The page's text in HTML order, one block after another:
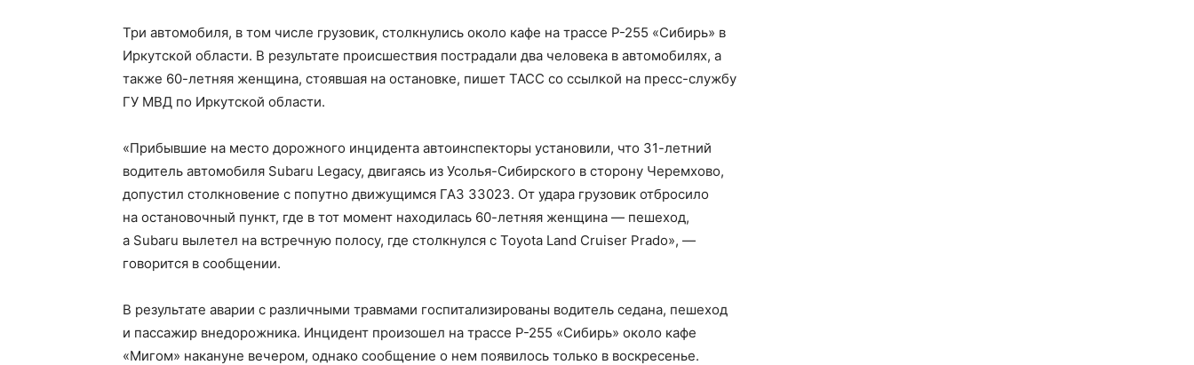
Три автомобиля, в том числе грузовик, столкнулись около кафе на трассе Р-255 «Сибирь» в
Иркутской области. В результате происшествия пострадали два человека в автомобилях, а
также 60-летняя женщина, стоявшая на остановке, пишет ТАСС со ссылкой на пресс-службу
ГУ МВД по Иркутской области.
«Прибывшие на место дорожного инцидента автоинспекторы установили, что 31-летний
водитель автомобиля Subaru Legacy, двигаясь из Усолья-Сибирского в сторону Черемхово,
допустил столкновение с попутно движущимся ГАЗ 33023. От удара грузовик отбросило
на остановочный пункт, где в тот момент находилась 60-летняя женщина — пешеход,
а Subaru вылетел на встречную полосу, где столкнулся с Toyota Land Cruiser Prado», —
говорится в сообщении.
В результате аварии с различными травмами госпитализированы водитель седана, пешеход
и пассажир внедорожника. Инцидент произошел на трассе Р-255 «Сибирь» около кафе
«Мигом» накануне вечером, однако сообщение о нем появилось только в воскресенье.